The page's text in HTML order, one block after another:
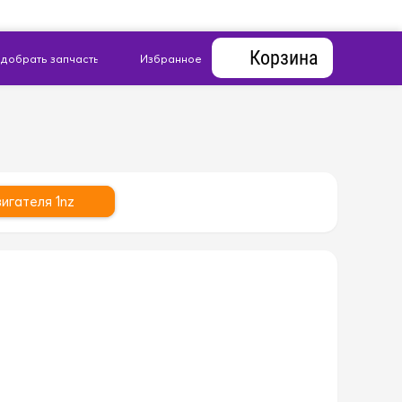
Корзина
1nz